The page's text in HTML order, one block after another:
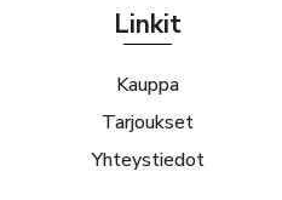
Linkit
Kauppa
Tarjoukset
Yhteystiedot